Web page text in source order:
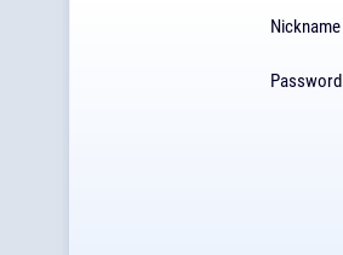
Nickname
Password